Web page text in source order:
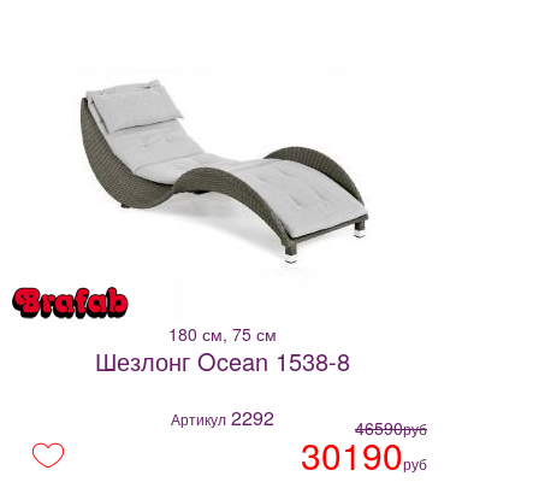
180 см, 75 см
Шезлонг Ocean 1538-8
Артикул 2292 46590руб
30190руб